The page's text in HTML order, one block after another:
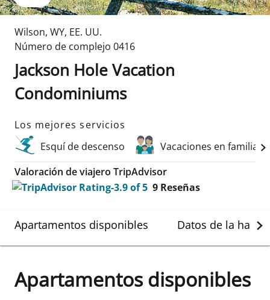
Wilson, WY, EE. UU.
Número de complejo 0416
Jackson Hole Vacation
Condominiums
Los mejores servicios
Esquí de descenso
Vacaciones en familia
Valoración de viajero TripAdvisor
9 Reseñas
Apartamentos disponibles Datos de la
Apartamentos disponibles